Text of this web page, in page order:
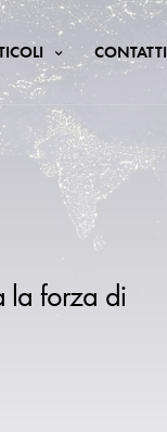
CONTATTI
la forza di